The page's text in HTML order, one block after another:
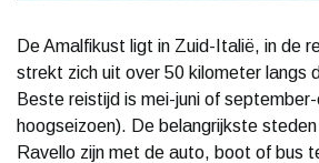
De Amalfikust ligt in Zuid-Italië, in de
strekt zich uit over 50 kilometer langs
Beste reistijd is mei-juni of
hoogseizoen). De belangrijkste
Ravello zijn met de auto, boot of bus